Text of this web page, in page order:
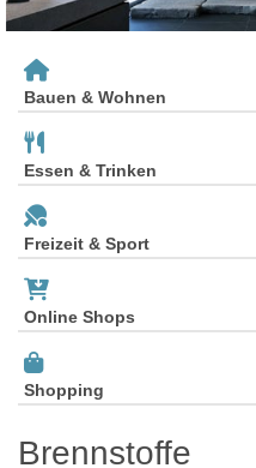
Bauen & Wohnen
Essen & Trinken
Freizeit & Sport
Online Shops
Shopping
Brennstoffe